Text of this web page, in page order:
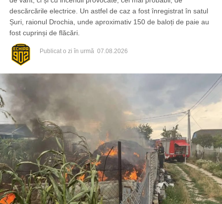
descărcările electrice. Un astfel de caz a fost înregistrat în satul
Șuri, raionul Drochia, unde aproximativ 150 de baloți de paie au
fost cuprinși de flăcări.
Publicat o zi în urmă 07.08.2026